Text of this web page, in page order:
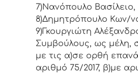
7)Νανόπουλο Βασίλειο,
8)Δημητρόπουλο Κων/
9)Γκουργιώτη
Συμβoύλoυς, ως μέλη,
με τις α)σε ορθή
αριθμό 75/2017, β)με